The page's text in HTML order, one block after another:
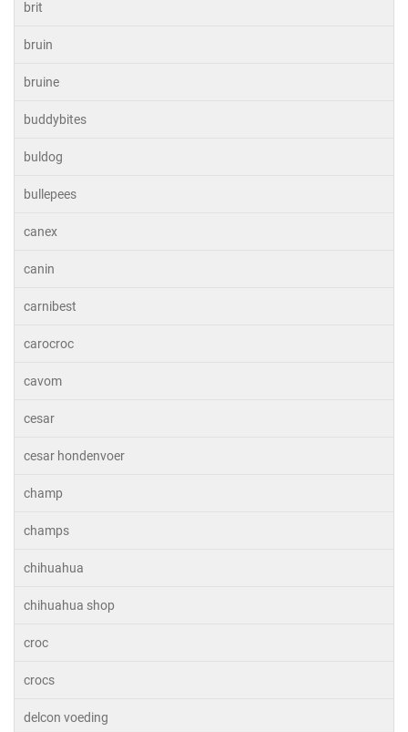
brit
bruin
bruine
buddybites
buldog
bullepees
canex
canin
carnibest
carocroc
cavom
cesar
cesar hondenvoer
champ
champs
chihuahua
chihuahua shop
croc
crocs
delcon voeding